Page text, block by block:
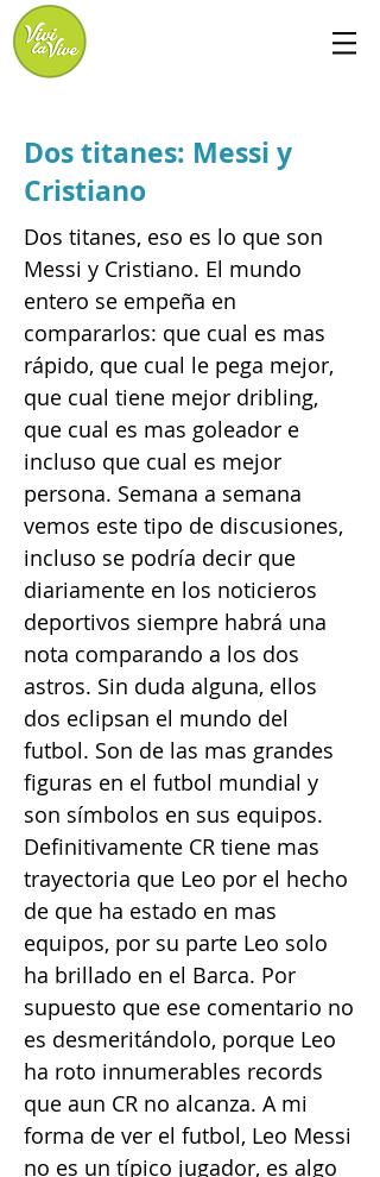
Dos titanes: Messi y
Cristiano
Dos titanes, eso es lo que son
Messi y Cristiano. El mundo
entero se empeña en
compararlos: que cual es mas
rápido, que cual le pega mejor,
que cual tiene mejor dribling,
que cual es mas goleador e
incluso que cual es mejor
persona. Semana a semana
vemos este tipo de discusiones,
incluso se podría decir que
diariamente en los noticieros
deportivos siempre habrá una
nota comparando a los dos
astros. Sin duda alguna, ellos
dos eclipsan el mundo del
futbol. Son de las mas grandes
figuras en el futbol mundial y
son símbolos en sus equipos.
Definitivamente CR tiene mas
trayectoria que Leo por el hecho
de que ha estado en mas
equipos, por su parte Leo solo
ha brillado en el Barca. Por
supuesto que ese comentario no
es desmeritándolo, porque Leo
ha roto innumerables records
que aun CR no alcanza. A mi
forma de ver el futbol, Leo Messi
no es un típico jugador, es algo